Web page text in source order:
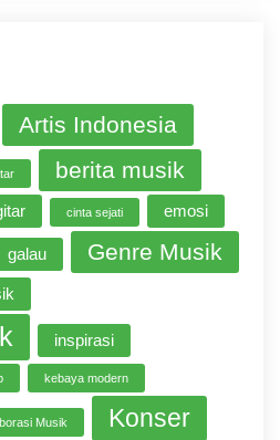
Artis Indonesia
berita musik
cinta sejati emosi
galau Genre Musik
inspirasi
kebaya modern
Musik Konser